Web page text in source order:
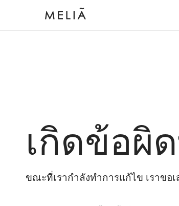
เกิดข้อผิ
ขณะที่เรากำลังทำการแก้ไข เราขอ